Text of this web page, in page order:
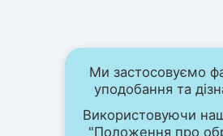
Ми застосовуємо
уподобання та
Використовуючи
"Положення про